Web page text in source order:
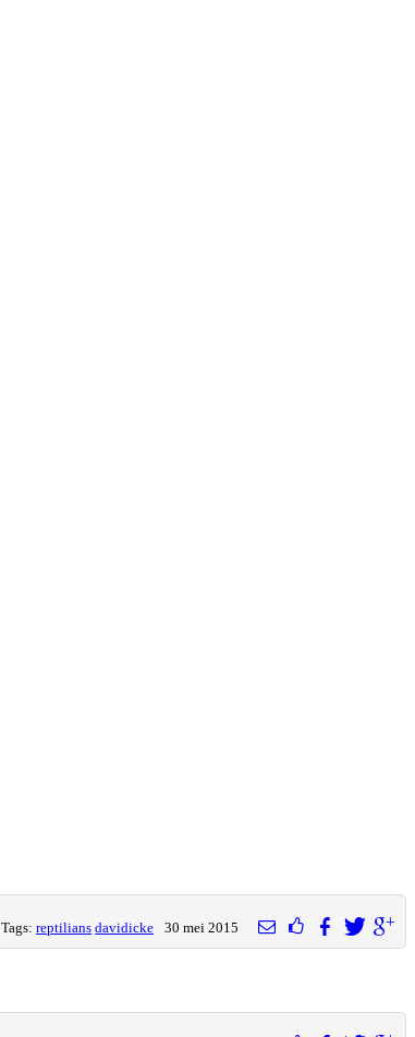
Tags:reptilians davidicke 30 mei 2015